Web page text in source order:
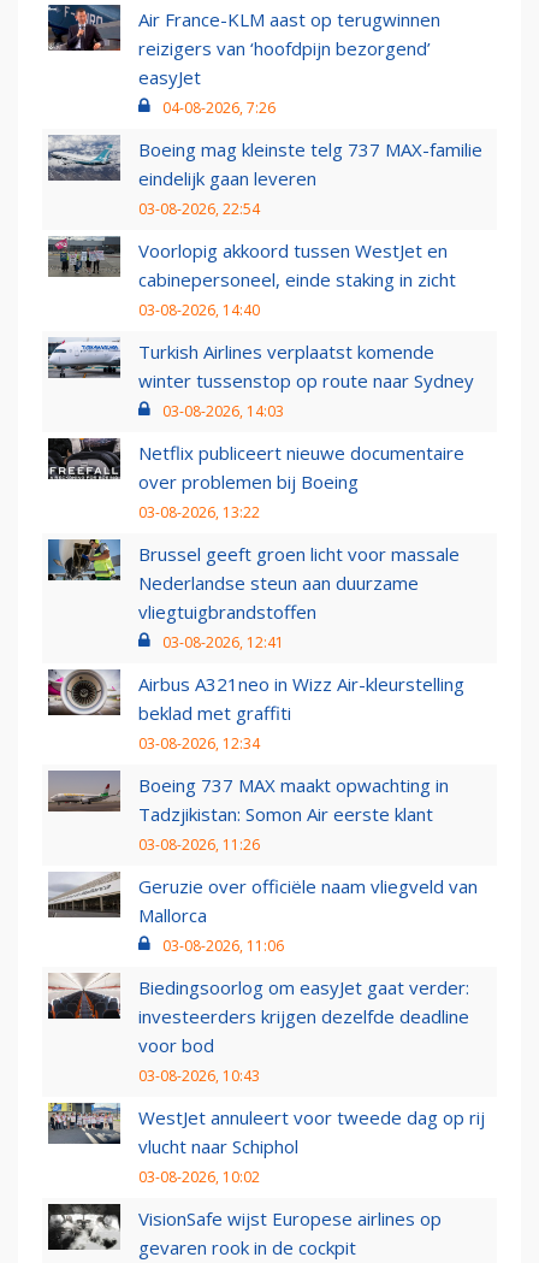
Air France-KLM aast op terugwinnen
reizigers van ‘hoofdpijn bezorgend’
easyJet
04-08-2026, 7:26
Boeing mag kleinste telg 737 MAX-familie
eindelijk gaan leveren
03-08-2026, 22:54
Voorlopig akkoord tussen WestJet en
cabinepersoneel, einde staking in zicht
03-08-2026, 14:40
Turkish Airlines verplaatst komende
winter tussenstop op route naar Sydney
03-08-2026, 14:03
Netflix publiceert nieuwe documentaire
over problemen bij Boeing
03-08-2026, 13:22
Brussel geeft groen licht voor massale
Nederlandse steun aan duurzame
vliegtuigbrandstoffen
03-08-2026, 12:41
Airbus A321neo in Wizz Air-kleurstelling
beklad met graffiti
03-08-2026, 12:34
Boeing 737 MAX maakt opwachting in
Tadzjikistan: Somon Air eerste klant
03-08-2026, 11:26
Geruzie over officiële naam vliegveld van
Mallorca
03-08-2026, 11:06
Biedingsoorlog om easyJet gaat verder:
investeerders krijgen dezelfde deadline
voor bod
03-08-2026, 10:43
WestJet annuleert voor tweede dag op rij
vlucht naar Schiphol
03-08-2026, 10:02
VisionSafe wijst Europese airlines op
gevaren rook in de cockpit